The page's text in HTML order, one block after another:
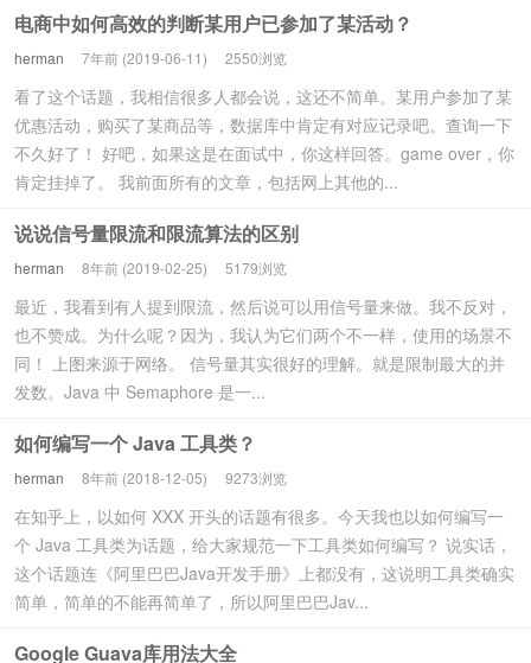
电商中如何高效的判断某用户已参加了某活动？
herman 7年前 (2019-06-11) 2550浏览
看了这个话题，我相信很多人都会说，这还不简单。某用户参加了某
优惠活动，购买了某商品等，数据库中肯定有对应记录吧。查询一下
不久好了！ 好吧，如果这是在面试中，你这样回答。game over，你
肯定挂掉了。 我前面所有的文章，包括网上其他的...
说说信号量限流和限流算法的区别
herman 8年前 (2019-02-25) 5179浏览
最近，我看到有人提到限流，然后说可以用信号量来做。我不反对，
也不赞成。为什么呢？因为，我认为它们两个不一样，使用的场景不
同！ 上图来源于网络。 信号量其实很好的理解。就是限制最大的并
发数。Java 中 Semaphore 是一...
如何编写一个 Java 工具类？
herman 8年前 (2018-12-05) 9273浏览
在知乎上，以如何 XXX 开头的话题有很多。今天我也以如何编写一
个 Java 工具类为话题，给大家规范一下工具类如何编写？ 说实话，
这个话题连《阿里巴巴Java开发手册》上都没有，这说明工具类确实
简单，简单的不能再简单了，所以阿里巴巴Jav...
Google Guava库用法大全